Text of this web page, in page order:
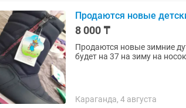
Продаются новые
8 000 ₸
Продаются новые зимние
будет на 37 на зиму на
Караганда, 4 августа